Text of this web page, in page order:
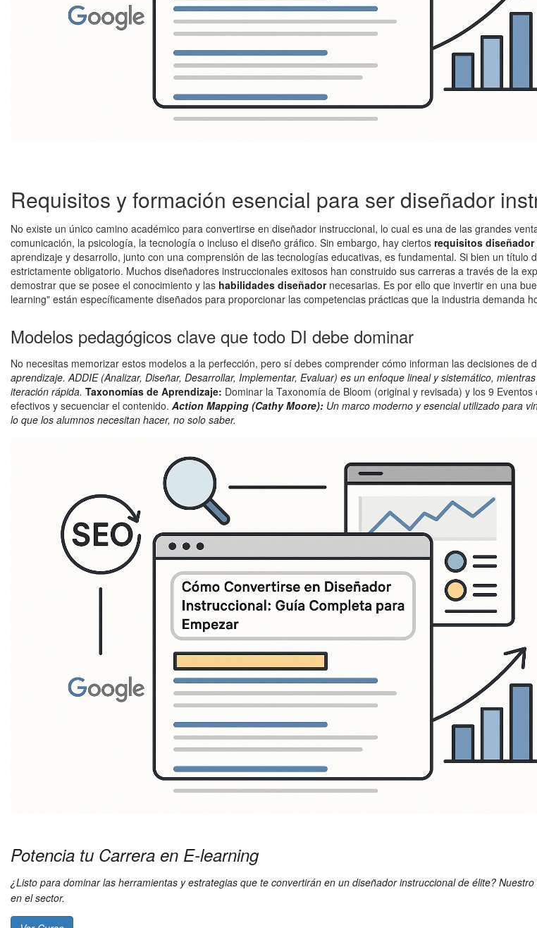
Requisitos y formación esencial para ser diseñador
No existe un único camino académico para convertirse en diseñador instruccional, lo cual es una de las grandes
comunicación, la psicología, la tecnología o incluso el diseño gráfico. Sin embargo, hay ciertos requisitos
aprendizaje y desarrollo, junto con una comprensión de las tecnologías educativas, es fundamental. Si bien un
estrictamente obligatorio. Muchos diseñadores instruccionales exitosos han construido sus carreras a través de la
demostrar que se posee el conocimiento y las habilidades diseñadornecesarias. Es por ello que invertir en una
learning" están específicamente diseñados para proporcionar las competencias prácticas que la industria demanda
Modelos pedagógicos clave que todo DI debe dominar
No necesitas memorizar estos modelos a la perfección, pero sí debes comprender cómo informan las decisiones de
aprendizaje. ADDIE (Analizar, Diseñar, Desarrollar, Implementar, Evaluar) es un enfoque lineal y sistemático,
iteración rápida. Taxonomías de Aprendizaje: Dominar la Taxonomía de Bloom (original y revisada) y los 9
efectivos y secuenciar el contenido. Action Mapping (Cathy Moore): Un marco moderno y esencial utilizado para
lo que los alumnos necesitan hacer, no solo saber.
Potencia tu Carrera en E-learning
¿Listo para dominar las herramientas y estrategias que te convertirán en un diseñador instruccional de élite?
en el sector.